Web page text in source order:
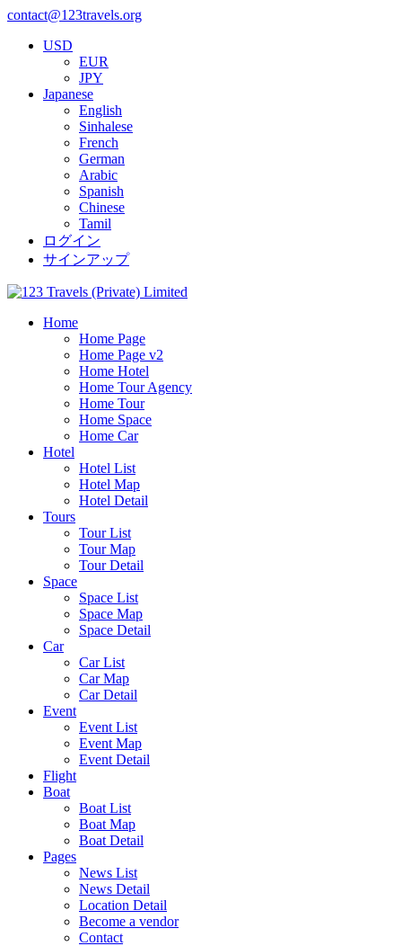
contact@123travels.org
USD
EUR
JPY
Japanese
English
Sinhalese
French
German
Arabic
Spanish
Chinese
Tamil
ログイン
サインアップ
Home
Home Page
Home Page v2
Home Hotel
Home Tour Agency
Home Tour
Home Space
Home Car
Hotel
Hotel List
Hotel Map
Hotel Detail
Tours
Tour List
Tour Map
Tour Detail
Space
Space List
Space Map
Space Detail
Car
Car List
Car Map
Car Detail
Event
Event List
Event Map
Event Detail
Flight
Boat
Boat List
Boat Map
Boat Detail
Pages
News List
News Detail
Location Detail
Become a vendor
Contact